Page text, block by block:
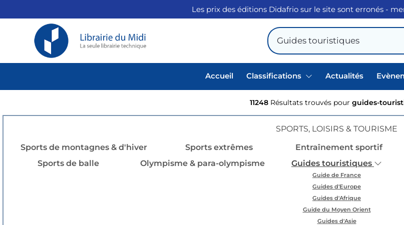
Les prix des éditions Didafrio sur le site sont erronés -
Accueil Classifications Actualités
11248 Résultats trouvés pour guides-
SPORTS, LOISIRS & TOURISME
Sports de montagnes & d'hiver
Sports extrêmes Entraînement sportif
Sports de balle
Olympisme & para-olympisme Guides touristiques
Guide de France
Guides d'Europe
Guides d'Afrique
Guide du Moyen Orient
Guides d'Asie